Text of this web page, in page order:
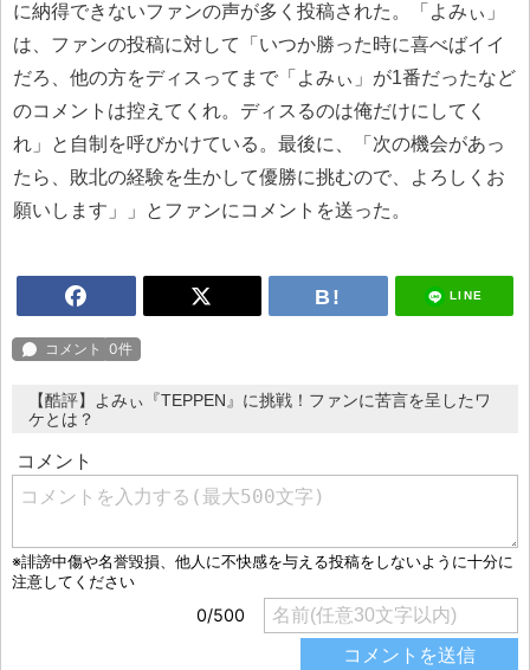
に納得できないファンの声が多く投稿された。「よみぃ」
は、ファンの投稿に対して「いつか勝った時に喜べばイイ
だろ、他の方をディスってまで「よみぃ」が1番だったなど
のコメントは控えてくれ。ディスるのは俺だけにしてく
れ」と自制を呼びかけている。最後に、「次の機会があっ
たら、敗北の経験を生かして優勝に挑むので、よろしくお
願いします」」とファンにコメントを送った。
LINE
【酷評】よみぃ『TEPPEN』に挑戦！ファンに苦言を呈したワ
ケとは？